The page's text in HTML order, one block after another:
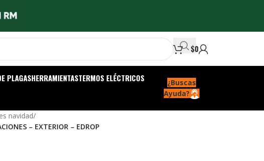
$0
PLAGASHERRAMIENTASTERMOS ELÉCTRICOS
¿Buscas
Ayuda?
navidad/
– EXTERIOR – EDROP